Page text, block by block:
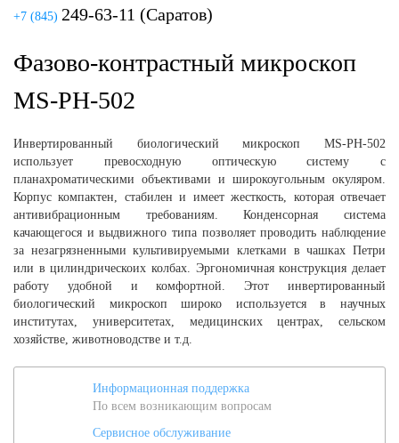
+7 (845) 249-63-11 (Саратов)
Фазово-контрастный микроскоп
MS-PH-502
Инвертированный биологический микроскоп MS-PH-502
использует превосходную оптическую систему с
планахроматическими объективами и широкоугольным окуляром.
Корпус компактен, стабилен и имеет жесткость, которая отвечает
антивибрационным требованиям. Конденсорная система
качающегося и выдвижного типа позволяет проводить наблюдение
за незагрязненными культивируемыми клетками в чашках Петри
или в цилиндрическоих колбах. Эргономичная конструкция делает
работу удобной и комфортной. Этот инвертированный
биологический микроскоп широко используется в научных
институтах, университетах, медицинских центрах, сельском
хозяйстве, животноводстве и т.д.
Информационная поддержка
По всем возникающим вопросам
Сервисное обслуживание